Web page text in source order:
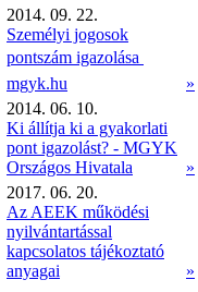
2014. 09. 22.
Személyi jogosok
pontszám igazolása 
mgyk.hu
»
2014. 06. 10.
Ki állítja ki a gyakorlati
pont igazolást? - MGYK
Országos Hivatala
»
2017. 06. 20.
Az AEEK működési
nyilvántartással
kapcsolatos tájékoztató
anyagai
»